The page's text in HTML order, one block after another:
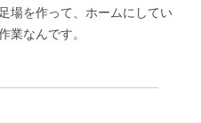
場を作って、ホームにしてい
業なんです。